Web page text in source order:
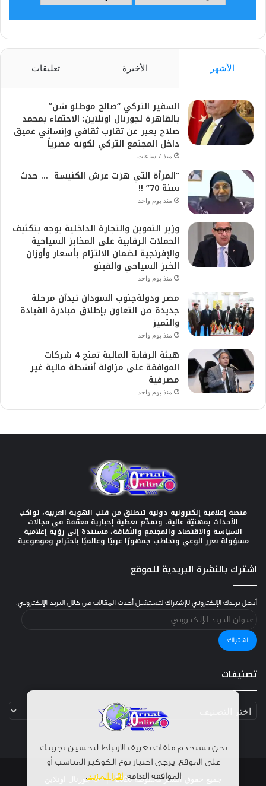
الأشهر الأخيرة تعليقات
السفير التركي “صالح موطلو شن”
بالقاهرة لجورنال اونلاين: الاحتفاء بمحمد
صلاح يعبر عن تقارب ثقافي وإنساني عميق
داخل المجتمع التركي لكونه مصرياً
منذ 7 ساعات
“المرأة التي هزت عرش الكنيسة … حدث
سنة 70” !!
منذ يوم واحد
وزير التموين والتجارة الداخلية يوجه بتكثيف
الحملات الرقابية على المخابز السياحية
والإفرنجية لضمان الالتزام بأسعار وأوزان
الخبز السياحي والفينو
منذ يوم واحد
مصر ودولةجنوب السودان تبدآن مرحلة
جديدة من التعاون بإطلاق مبادرة القيادة
والتميز
منذ يوم واحد
هيئة الرقابة المالية تمنح 4 شركات
الموافقة على مزاولة أنشطة مالية غير
مصرفية
منذ يوم واحد
منصة إعلامية إلكترونية دولية تنطلق من قلب الهوية العربية، تواكب
الأحداث بمهنيّة عالية، وتقدّم تغطية إخبارية معمّقة في مجالات
السياسة والاقتصاد والمجتمع والثقافة، مستندة إلى رؤية إعلامية
مسؤولة تعزز الوعي وتخاطب جمهورًا عربيًا وعالميًا باحترام وموضوعية
اشترك بالنشرة البريدية للموقع
أدخل بريدك الإلكتروني للإشتراك لتستقبل أحدث المقالات من خلال البريد الإلكتروني.
الإلكتروني
اشتراك
تصنيفات
تصنيفات
جميع حقوق النشر محفوظة 2026 | © جورنال اونلاين
نحن نستخدم ملفات تعريف الارتباط لتحسين تجربتك
على الموقع. يرجى اختيار نوع الكوكيز المناسب أو
الموافقة العامة.اقرأ المزيد.